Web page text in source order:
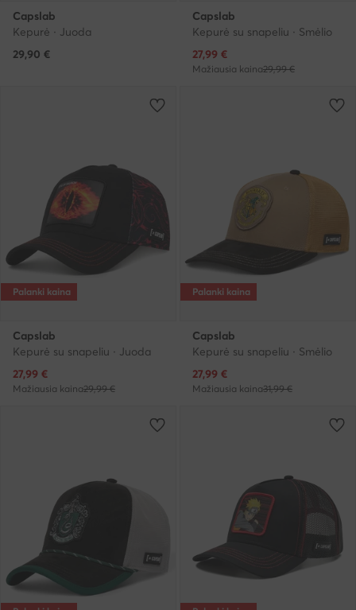
Capslab
Kepurė · Juoda
29,90 €
Capslab
Kepurė su snapeliu · Smėlio
Dabartinė kaina
27,99 €
Mažiausia kaina29,99 €
Palanki kaina
Capslab
Kepurė su snapeliu · Juoda
Dabartinė kaina
27,99 €
Mažiausia kaina29,99 €
Palanki kaina
Capslab
Kepurė su snapeliu · Smėlio
Dabartinė kaina
27,99 €
Mažiausia kaina31,99 €